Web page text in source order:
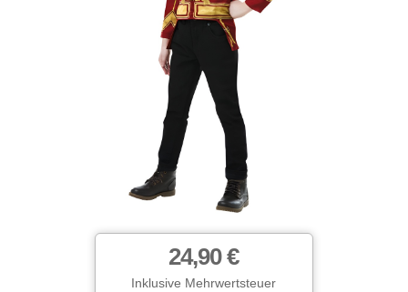
24,90 €
Inklusive Mehrwertsteuer